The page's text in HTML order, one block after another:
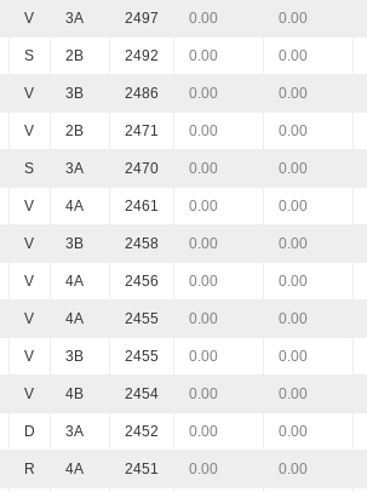
V 3A 2497 0.00 0.00
S 2B 2492 0.00 0.00
V 3B 2486 0.00 0.00
V 2B 2471 0.00 0.00
S 3A 2470 0.00 0.00
V 4A 2461 0.00 0.00
V 3B 2458 0.00 0.00
V 4A 2456 0.00 0.00
V 4A 2455 0.00 0.00
V 3B 2455 0.00 0.00
V 4B 2454 0.00 0.00
D 3A 2452 0.00 0.00
R 4A 2451 0.00 0.00